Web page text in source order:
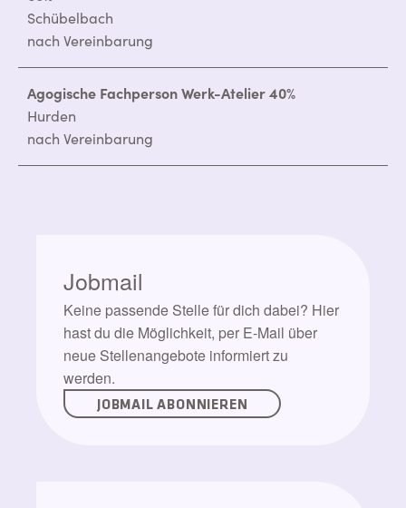
Schübelbach
nach Vereinbarung
Agogische Fachperson Werk-Atelier 40%
Hurden
nach Vereinbarung
Jobmail
Keine passende Stelle für dich dabei? Hier
hast du die Möglichkeit, per E-Mail über
neue Stellenangebote informiert zu
werden.
JOBMAIL ABONNIEREN